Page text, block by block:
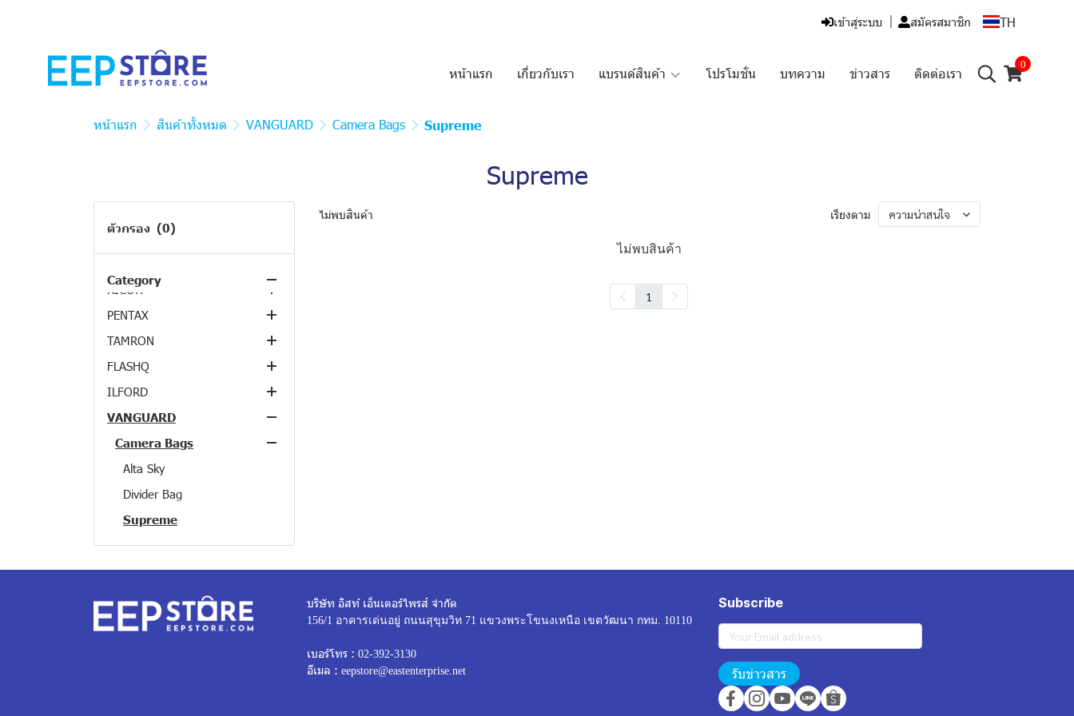
เข้าสู่ระบบ สมัครสมาชิก TH
หน้าแรก เกี่ยวกับเรา แบรนด์สินค้า โปรโมชั่น บทความ ข่าวสาร ติดต่อเรา
0
หน้าแรก สินค้าทั้งหมด VANGUARD Camera Bags Supreme
Supreme
ตัวกรอง (0)
Category
สินค้าทั้งหมด
Compact Cameras
RICOH
Cameras
Action & 360 Cameras
Compact Cameras
Accessories
Batteries & Chargers
Cases
Camera Straps
Conversion Lens
Flashes
Lens Accessories
Tripods
Others
GR Accessories
GR / GRII Series
GRIIIx Series
Theta Accessories
Clearance
PENTAX
Cameras
Compact Cameras
Film Cameras
DSLR
Medium Format
Binoculars
Lenses
PENTAX 645 Mount
Fixed Focal
Standard Zoom
Telephoto Zoom
PENTAX K-Mount
All-in-One
Fixed Focal
Accessories
Batteries & Chargers
Cases
Lens Accessories
Others
WG Accessories
Clearance
TAMRON
Lenses
CANON RF-Mount
All-in-One
Wide Angel Zoom
FUJIFILM X-Mount
All-in-One
Standard Zoom
Ultra Telephoto Zoom
Wide Angel Zoom
NIKON Z-Mount
All-in-One
Wide Angle Zoom
Fixed Focal
Standard Zoom
Telephoto Zoom
Ultra Telephoto Zoom
SONY E-Mount
All-in-One
Fixed Focal
Standard Zoom
Telephoto Zoom
Ultra Telephoto Zoom
Wide Angel Zoom
Micro Four Third
All-in-One
DSLR Mount
All-in-One
Fixed Focal
Standard Zoom
Telephoto Zoom
Accessories
Lens Hood
Front Lens Cap
Lens Rear Cap
Tripod Mouth
Tap-in Console
Clearance
FLASHQ
Flash
ILFORD
Films
B&W Flims
Color Flim
Single Use Camera
VANGUARD
Camera Bags
Alta Sky
Divider Bag
Supreme
Supreme Foam
Veo Flex
Veo Range
ไม่พบสินค้า เรียงตาม ความน่าสนใจ
ไม่พบสินค้า
1
บริษัท อิสท์ เอ็นเตอร์ไพรส์ จำกัด
156/1 อาคารเด่นอยู่ ถนนสุขุมวิท 71 แขวงพระโขนงเหนือ เขตวัฒนา กทม. 10110
เบอร์โทร : 02-392-3130
อีเมล : eepstore@eastenterprise.net
Subscribe
รับข่าวสาร